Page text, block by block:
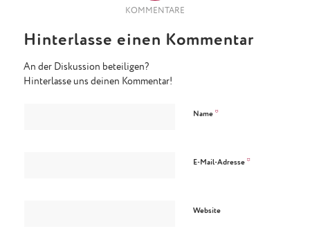
KOMMENTARE
Hinterlasse einen Kommentar
An der Diskussion beteiligen?
Hinterlasse uns deinen Kommentar!
Name *
E-Mail-Adresse *
Website